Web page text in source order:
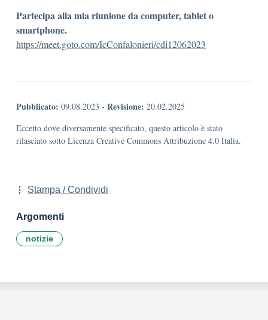
Partecipa alla mia riunione da computer, tablet o
smartphone.
https://meet.goto.com/IcConfalonieri/cdi12062023
Pubblicato: 09.08.2023 - Revisione: 20.02.2025
Eccetto dove diversamente specificato, questo articolo è stato
rilasciato sotto Licenza Creative Commons Attribuzione 4.0 Italia.
Stampa / Condividi
Argomenti
notizie